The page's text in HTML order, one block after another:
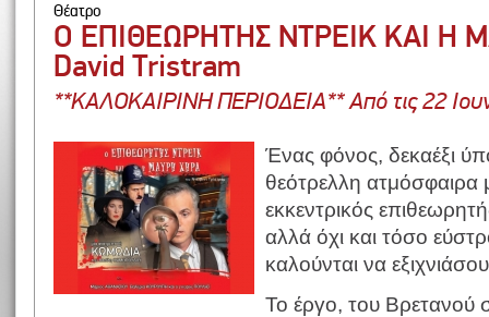
Θέατρο
Ο ΕΠΙΘΕΩΡΗΤΗΣ ΝΤΡΕΙΚ ΚΑΙ Η
David Tristram
**ΚΑΛΟΚΑΙΡΙΝΗ ΠΕΡΙΟΔΕΙΑ** Από τις 22
Ένας φόνος, δεκαέξι
θεότρελλη ατμόσφαιρα
εκκεντρικός
αλλά όχι και τόσο
καλούνται να
Το έργο, του